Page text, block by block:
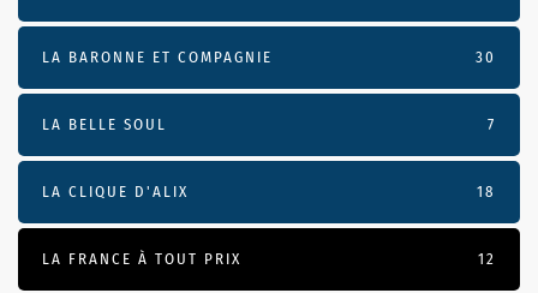
LA BARONNE ET COMPAGNIE 30
LA BELLE SOUL 7
LA CLIQUE D'ALIX 18
LA FRANCE À TOUT PRIX 12